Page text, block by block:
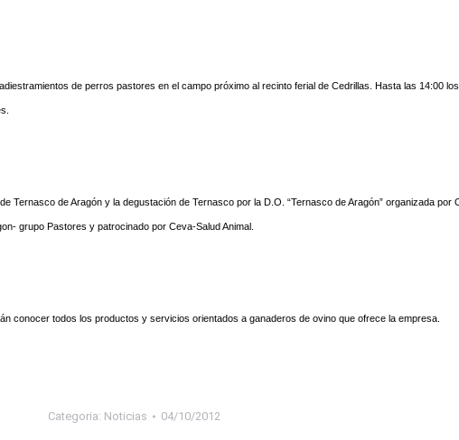
de perros pastores en el campo próximo al recinto ferial de Cedrillas. Hasta las 14:00
Ternasco de Aragón y la degustación de Ternasco por la D.O. “Ternasco de Aragón” organizada
grupo Pastores y patrocinado por Ceva-Salud Animal.
conocer todos los productos y servicios orientados a ganaderos de ovino que ofrece la empresa.
Categoria: Noticias 04/10/2012